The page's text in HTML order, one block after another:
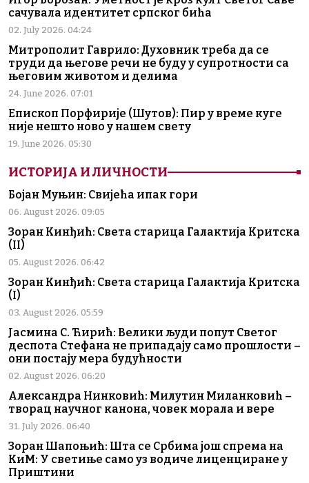
сачувала идентитет српског бића
02. July 2026. 04:24
Митрополит Гаврило: Духовник треба да се
труди да његове речи не буду у супротности са
његовим животом и делима
24. June 2026. 07:01
Епископ Порфирије (Шутов): Пир у време куге
није нешто ново у нашем свету
19. June 2026. 05:30
ИСТОРИЈА И ЛИЧНОСТИ
Бојан Муњин: Свијећа ипак гори
06. August 2026. 09:05
Зоран Кинђић: Света старица Галактија Критска
(II)
05. August 2026. 06:42
Зоран Кинђић: Света старица Галактија Критска
(I)
03. August 2026. 05:59
Јасмина С. Ћирић: Велики људи попут Светог
деспота Стефана не припадају само прошлости –
они постају мера будућности
02. August 2026. 06:20
Александра Нинковић: Милутин Миланковић –
творац научног канона, човек морала и вере
31. July 2026. 06:40
Зоран Шапоњић: Шта се Србима још спрема на
КиМ: У светиње само уз водиче лиценциране у
Приштини